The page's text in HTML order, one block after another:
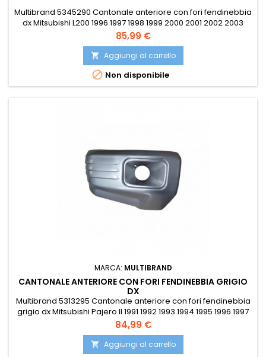
Multibrand 5345290 Cantonale anteriore con fori fendinebbia
dx Mitsubishi L200 1996 1997 1998 1999 2000 2001 2002 2003
2004 2005 2006 Compatibile con: OE MZ313240 OE
MZ313240KT PRASCO MB8171113
Prezzo
85,99 €
 Aggiungi al carrello
 Non disponibile
MARCA: MULTIBRAND
CANTONALE ANTERIORE CON FORI FENDINEBBIA GRIGIO
DX
Multibrand 5313295 Cantonale anteriore con fori fendinebbia
grigio dx Mitsubishi Pajero II 1991 1992 1993 1994 1995 1996 1997
1998 1999 2000 Compatibile con: OE MR376055 OE MR376057
PRASCO MB1571104
Prezzo
84,99 €
 Aggiungi al carrello